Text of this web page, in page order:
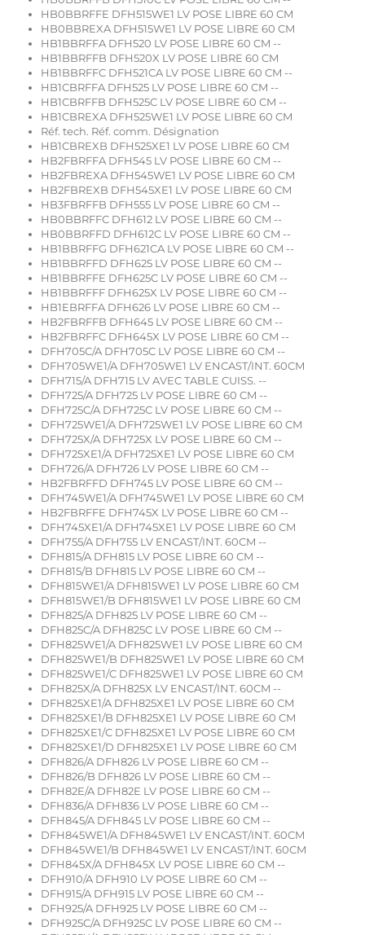
HB0BBRFFE DFH515WE1 LV POSE LIBRE 60 CM
HB0BBREXA DFH515WE1 LV POSE LIBRE 60 CM
HB1BBRFFA DFH520 LV POSE LIBRE 60 CM --
HB1BBRFFB DFH520X LV POSE LIBRE 60 CM
HB1BBRFFC DFH521CA LV POSE LIBRE 60 CM --
HB1CBRFFA DFH525 LV POSE LIBRE 60 CM --
HB1CBRFFB DFH525C LV POSE LIBRE 60 CM --
HB1CBREXA DFH525WE1 LV POSE LIBRE 60 CM
Réf. tech. Réf. comm. Désignation
HB1CBREXB DFH525XE1 LV POSE LIBRE 60 CM
HB2FBRFFA DFH545 LV POSE LIBRE 60 CM --
HB2FBREXA DFH545WE1 LV POSE LIBRE 60 CM
HB2FBREXB DFH545XE1 LV POSE LIBRE 60 CM
HB3FBRFFB DFH555 LV POSE LIBRE 60 CM --
HB0BBRFFC DFH612 LV POSE LIBRE 60 CM --
HB0BBRFFD DFH612C LV POSE LIBRE 60 CM --
HB1BBRFFG DFH621CA LV POSE LIBRE 60 CM --
HB1BBRFFD DFH625 LV POSE LIBRE 60 CM --
HB1BBRFFE DFH625C LV POSE LIBRE 60 CM --
HB1BBRFFF DFH625X LV POSE LIBRE 60 CM --
HB1EBRFFA DFH626 LV POSE LIBRE 60 CM --
HB2FBRFFB DFH645 LV POSE LIBRE 60 CM --
HB2FBRFFC DFH645X LV POSE LIBRE 60 CM --
DFH705C/A DFH705C LV POSE LIBRE 60 CM --
DFH705WE1/A DFH705WE1 LV ENCAST/INT. 60CM
DFH715/A DFH715 LV AVEC TABLE CUISS. --
DFH725/A DFH725 LV POSE LIBRE 60 CM --
DFH725C/A DFH725C LV POSE LIBRE 60 CM --
DFH725WE1/A DFH725WE1 LV POSE LIBRE 60 CM
DFH725X/A DFH725X LV POSE LIBRE 60 CM --
DFH725XE1/A DFH725XE1 LV POSE LIBRE 60 CM
DFH726/A DFH726 LV POSE LIBRE 60 CM --
HB2FBRFFD DFH745 LV POSE LIBRE 60 CM --
DFH745WE1/A DFH745WE1 LV POSE LIBRE 60 CM
HB2FBRFFE DFH745X LV POSE LIBRE 60 CM --
DFH745XE1/A DFH745XE1 LV POSE LIBRE 60 CM
DFH755/A DFH755 LV ENCAST/INT. 60CM --
DFH815/A DFH815 LV POSE LIBRE 60 CM --
DFH815/B DFH815 LV POSE LIBRE 60 CM --
DFH815WE1/A DFH815WE1 LV POSE LIBRE 60 CM
DFH815WE1/B DFH815WE1 LV POSE LIBRE 60 CM
DFH825/A DFH825 LV POSE LIBRE 60 CM --
DFH825C/A DFH825C LV POSE LIBRE 60 CM --
DFH825WE1/A DFH825WE1 LV POSE LIBRE 60 CM
DFH825WE1/B DFH825WE1 LV POSE LIBRE 60 CM
DFH825WE1/C DFH825WE1 LV POSE LIBRE 60 CM
DFH825X/A DFH825X LV ENCAST/INT. 60CM --
DFH825XE1/A DFH825XE1 LV POSE LIBRE 60 CM
DFH825XE1/B DFH825XE1 LV POSE LIBRE 60 CM
DFH825XE1/C DFH825XE1 LV POSE LIBRE 60 CM
DFH825XE1/D DFH825XE1 LV POSE LIBRE 60 CM
DFH826/A DFH826 LV POSE LIBRE 60 CM --
DFH826/B DFH826 LV POSE LIBRE 60 CM --
DFH82E/A DFH82E LV POSE LIBRE 60 CM --
DFH836/A DFH836 LV POSE LIBRE 60 CM --
DFH845/A DFH845 LV POSE LIBRE 60 CM --
DFH845WE1/A DFH845WE1 LV ENCAST/INT. 60CM
DFH845WE1/B DFH845WE1 LV ENCAST/INT. 60CM
DFH845X/A DFH845X LV POSE LIBRE 60 CM --
DFH910/A DFH910 LV POSE LIBRE 60 CM --
DFH915/A DFH915 LV POSE LIBRE 60 CM --
DFH925/A DFH925 LV POSE LIBRE 60 CM --
DFH925C/A DFH925C LV POSE LIBRE 60 CM --